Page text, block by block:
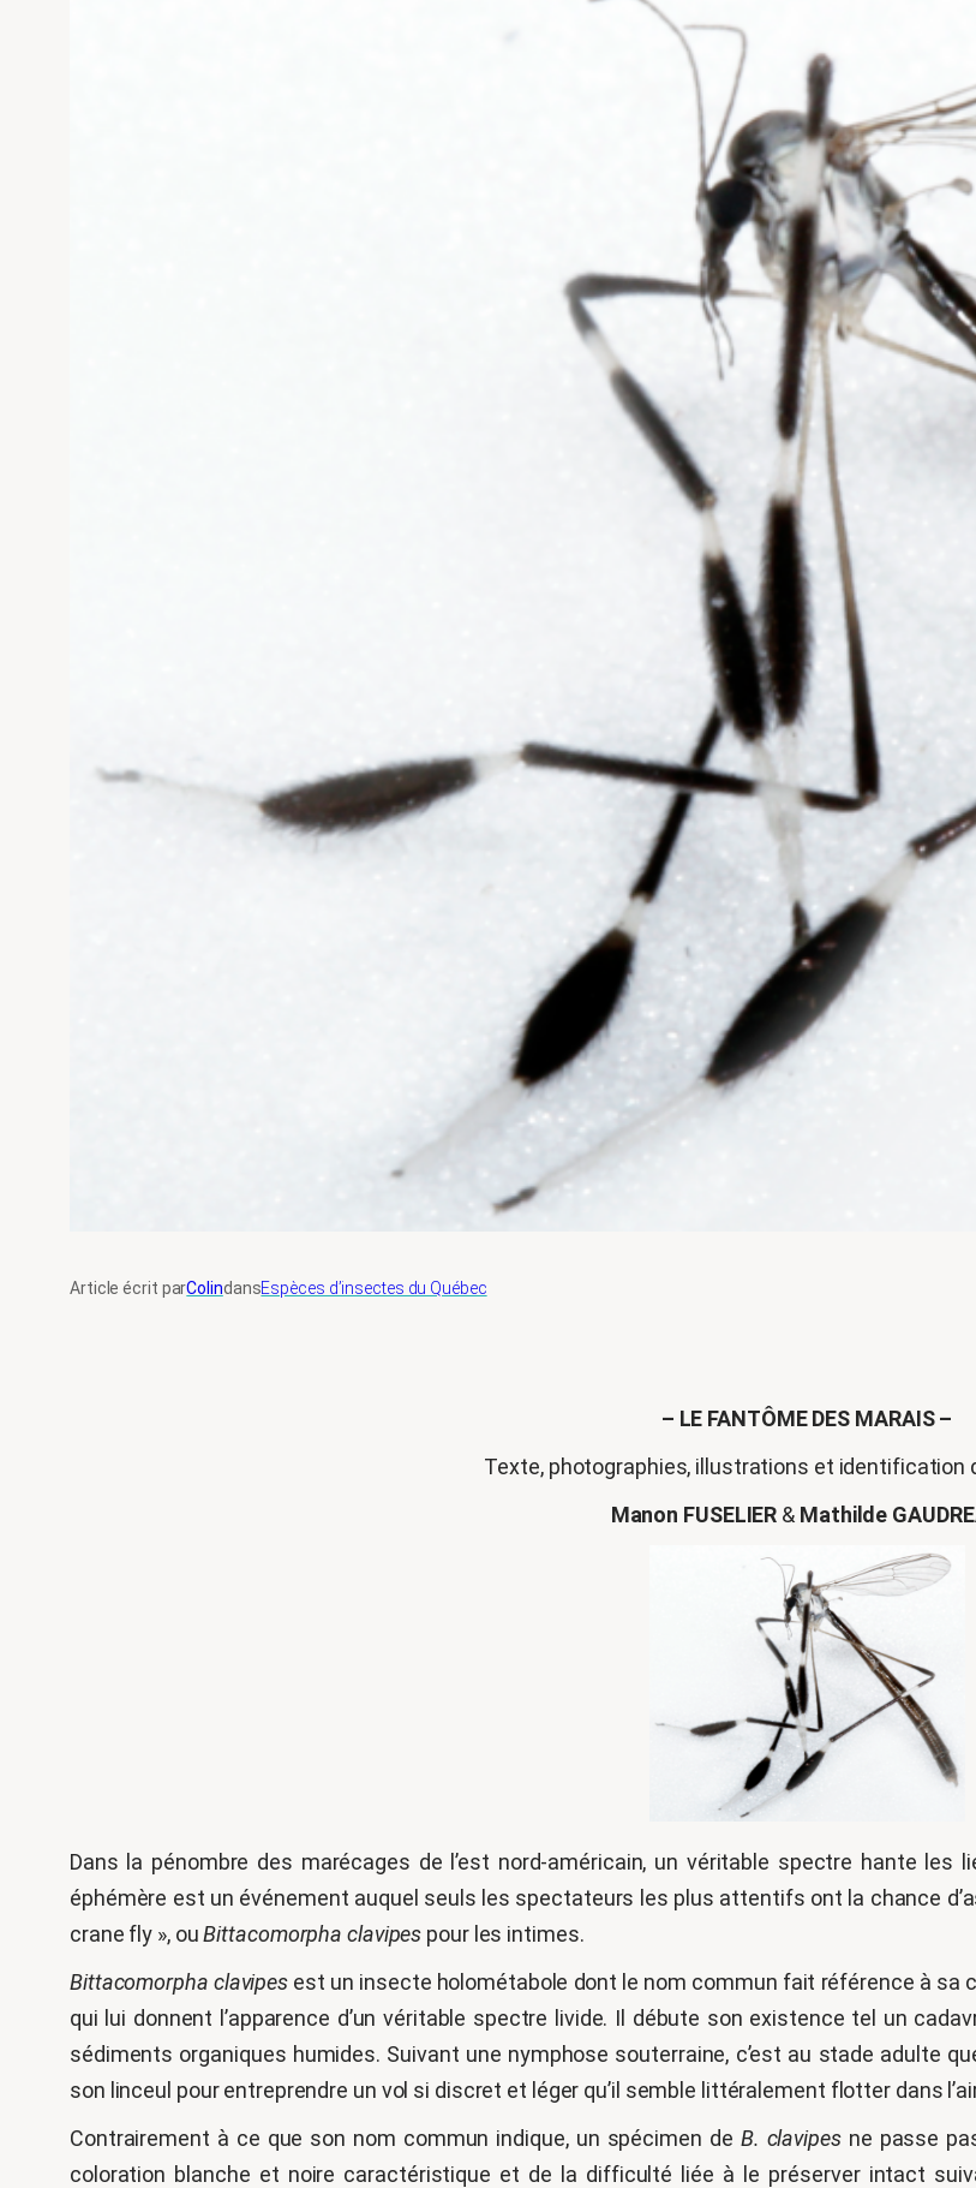
Article écrit parColindansEspèces d’insectes du Québec
– LE FANTÔME DES MARAIS –
Texte, photographies, illustrations et identification
Manon FUSELIER & Mathilde
Dans la pénombre des marécages de l’est nord-américain, un véritable spectre hante les
éphémère est un événement auquel seuls les spectateurs les plus attentifs ont la chance
crane fly », ouBittacomorpha clavipes pour les intimes.
Bittacomorpha clavipes est un insecte holométabole dont le nom commun fait référence à sa
qui lui donnent l’apparence d’un véritable spectre livide. Il débute son existence tel un
sédiments organiques humides. Suivant une nymphose souterraine, c’est au stade adulte
son linceul pour entreprendre un vol si discret et léger qu’il semble littéralement flotter dans
Contrairement à ce que son nom commun indique, un spécimen de B. clavipesne passe
coloration blanche et noire caractéristique et de la difficulté liée à le préserver intact